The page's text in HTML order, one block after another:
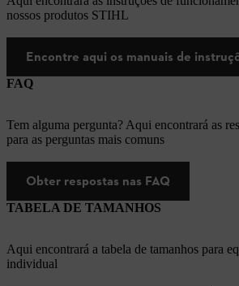
nossos produtos STIHL
Encontre aqui os manuais de
FAQ
Tem alguma pergunta? Aqui encontrará as
para as perguntas mais comuns
Obter respostas nas FAQ
TABELA DE TAMANHOS
Aqui encontrará a tabela de tamanhos para
individual